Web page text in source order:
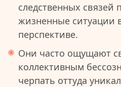
следственных связей
жизненные ситуации
перспективе.
Они часто ощущают
коллективным
черпать оттуда